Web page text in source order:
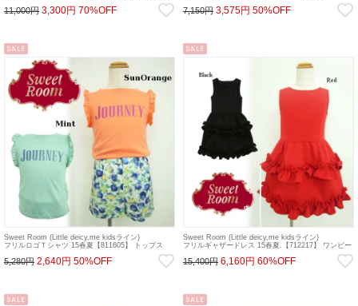
11,000円 3,300円 70%OFF 7,150円 3,575円 50%OFF
SALE
Sweet Room (Little deicy,me kidsライン)
フリルロゴＴシャツ 15春夏【811605】 トップス
5,280円 2,640円 50%OFF
SALE
Sweet Room (Little deicy,me kidsライン)
フリルギャザードレス 15春夏.【712217】 ワンピー
15,400円 6,160円 60%OFF
SALE SALE